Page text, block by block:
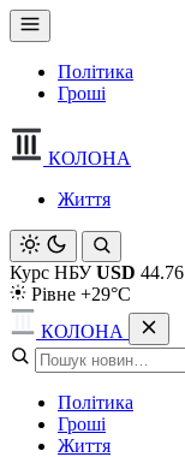
Політика
Гроші
КОЛОНА
Життя
Курс НБУ USD 44.76
Рівне +29°C
КОЛОНА
Політика
Гроші
Життя